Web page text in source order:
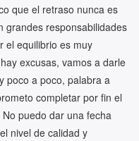
que el retraso nunca es
grandes responsabilidades
el equilibrio es muy
excusas, vamos a darle
poco a poco, palabra a
completar por fin el
puedo dar una fecha
nivel de calidad y